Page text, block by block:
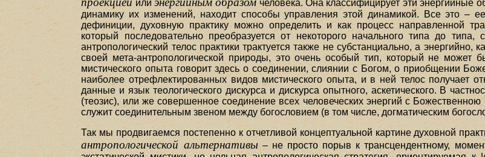
или
человека. Она классифицирует эти энергийные
динамику их изменений, находит способы управления этой динамикой. Все это –
дефиниции, духовную практику можно определить и как процесс направленной
который последовательно преобразуется от некоторого начального типа до
антропологический телос практики трактуется также не субстанциально, а энергийно,
своей мета-антропологической природы, это очень особый тип, который не может
мистического опыта говорит здесь о соединении, слиянии с Богом, о приобщении
наиболее отрефлектированных видов мистического опыта, и в ней телос получает
данные и язык теологического дискурса и дискурса опытного, аскетического. В
(теозис), или же совершенное соединение всех человеческих энергий с
служит соединительным звеном между богословием (в том числе, догматическим
Так мы продвигаемся постепенно к отчетливой концептуальной картине духовной
антропологической альтернативы– не просто порыв к трансцендентному,